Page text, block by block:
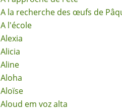
A la recherche des œufs de
A l'école
Alexia
Alicia
Aline
Aloha
Aloïse
Aloud em voz alta